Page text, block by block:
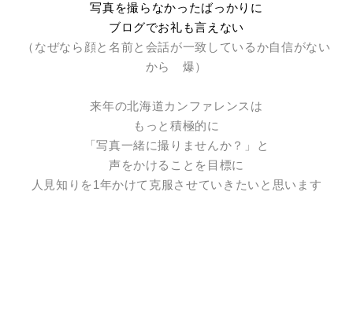
写真を撮らなかったばっかりに
ブログでお礼も言えない
（なぜなら顔と名前と会話が一致しているか自信がない
から 爆）
来年の北海道カンファレンスは
もっと積極的に
「写真一緒に撮りませんか？」と
声をかけることを目標に
人見知りを1年かけて克服させていきたいと思います